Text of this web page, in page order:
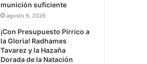
munición suficiente
agosto 6, 2026
¡Con Presupuesto Pírrico a
la Gloria! Radhames
Tavarez y la Hazaña
Dorada de la Natación